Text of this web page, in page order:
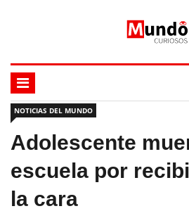
NOTICIAS DEL MUNDO
Adolescente
escuela por
la cara